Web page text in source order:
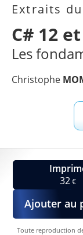
Extraits
C# 12
Les
Christophe
32€
Ajouter au
Toute reproduction